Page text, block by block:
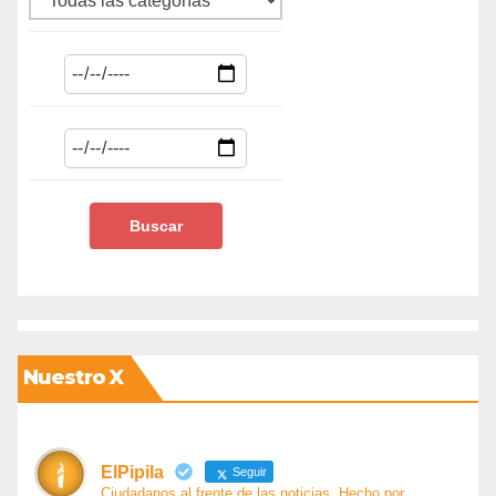
Nuestro X
ElPipila Seguir